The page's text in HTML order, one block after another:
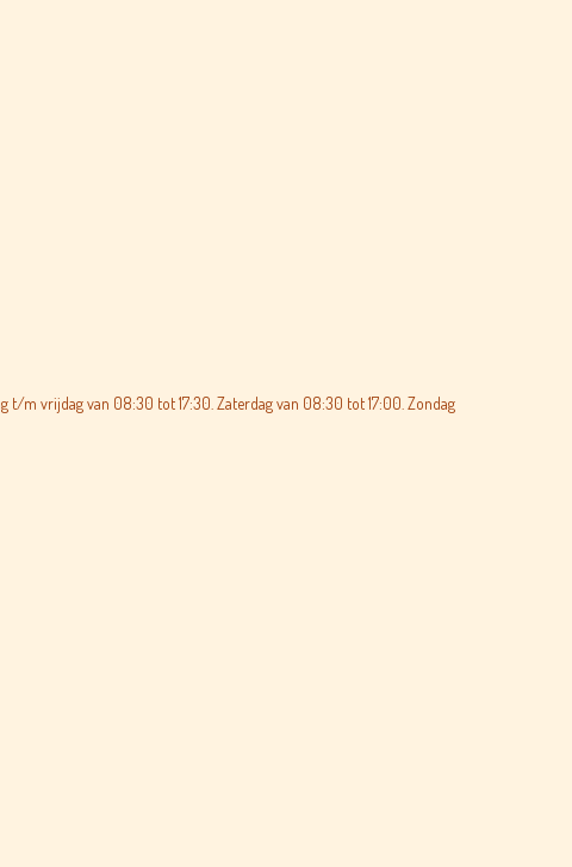
t/m vrijdag van 08:30 tot 17:30. Zaterdag van 08:30 tot 17:00. Zondag